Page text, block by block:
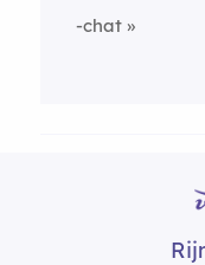
-chat